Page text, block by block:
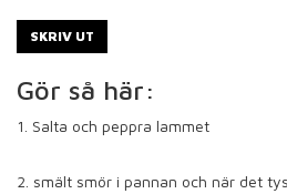
SKRIV UT
Gör så här:
1. Salta och peppra lammet
2. smält smör i pannan och när det